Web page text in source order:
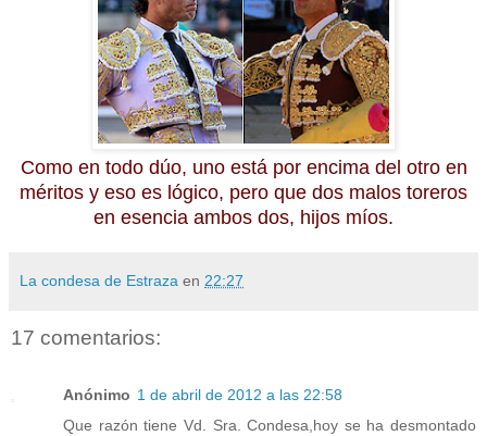
Como en todo dúo, uno está por encima del otro en
méritos y eso es lógico, pero que dos malos toreros
en esencia ambos dos, hijos míos.
La condesa de Estraza en 22:27
17 comentarios:
Anónimo 1 de abril de 2012 a las 22:58
Que razón tiene Vd. Sra. Condesa,hoy se ha desmontado